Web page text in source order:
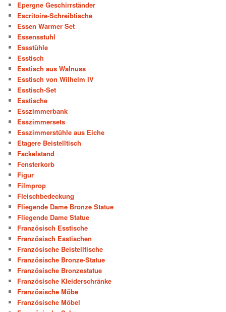
Epergne Geschirrständer
Escritoire-Schreibtische
Essen Warmer Set
Essensstuhl
Essstühle
Esstisch
Esstisch aus Walnuss
Esstisch von Wilhelm IV
Esstisch-Set
Esstische
Esszimmerbank
Esszimmersets
Esszimmerstühle aus Eiche
Etagere Beistelltisch
Fackelstand
Fensterkorb
Figur
Filmprop
Fleischbedeckung
Fliegende Dame Bronze Statue
Fliegende Dame Statue
Französisch Esstische
Französisch Esstischen
Französische Beistelltische
Französische Bronze-Statue
Französische Bronzestatue
Französische Kleiderschränke
Französische Möbe
Französische Möbel